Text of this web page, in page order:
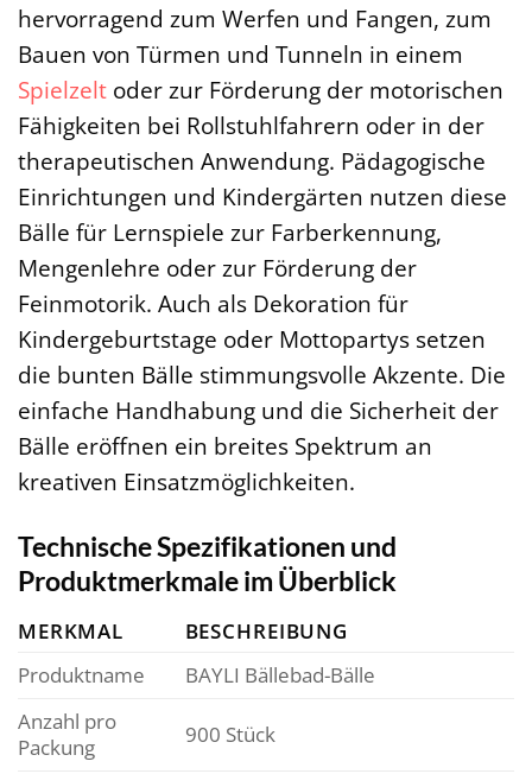
hervorragend zum Werfen und Fangen, zum
Bauen von Türmen und Tunneln in einem
Spielzelt oder zur Förderung der motorischen
Fähigkeiten bei Rollstuhlfahrern oder in der
therapeutischen Anwendung. Pädagogische
Einrichtungen und Kindergärten nutzen diese
Bälle für Lernspiele zur Farberkennung,
Mengenlehre oder zur Förderung der
Feinmotorik. Auch als Dekoration für
Kindergeburtstage oder Mottopartys setzen
die bunten Bälle stimmungsvolle Akzente. Die
einfache Handhabung und die Sicherheit der
Bälle eröffnen ein breites Spektrum an
kreativen Einsatzmöglichkeiten.
Technische Spezifikationen und
Produktmerkmale im Überblick
MERKMAL
BESCHREIBUNG
Produktname
BAYLI Bällebad-Bälle
Anzahl pro
Packung
900 Stück